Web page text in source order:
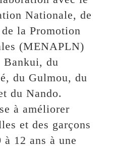
Nationale, de
la Promotion
(MENAPLN)
Bankui, du
du Gulmou, du
du Nando.
à améliorer
et des garçons
à 12 ans à une